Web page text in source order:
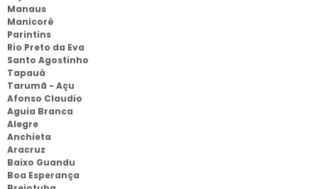
Manaus
Manicoré
Parintins
Rio Preto da Eva
Santo Agostinho
Tapauá
Tarumã - Açu
Afonso Claudio
Aguia Branca
Alegre
Anchieta
Aracruz
Baixo Guandu
Boa Esperança